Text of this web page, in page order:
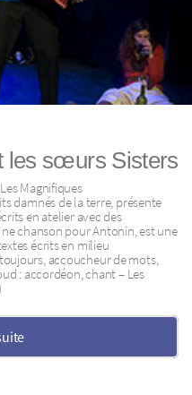
les sœurs Sisters
Magnifiques
damnés de la terre, présente
en atelier avec des
chanson pour Antonin, est une
écrits en milieu
accoucheur de mots,
: accordéon, chant – Les